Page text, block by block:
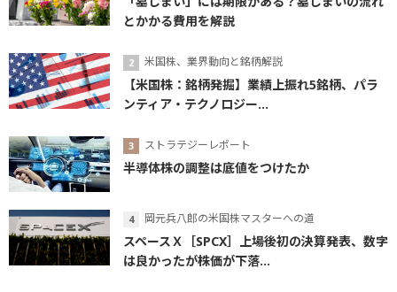
とかかる費用を解説
米国株、業界動向と銘柄解説
【米国株：銘柄発掘】業績上振れ5銘柄、パラ
ンティア・テクノロジー...
ストラテジーレポート
半導体株の調整は底値をつけたか
岡元兵八郎の米国株マスターへの道
スペースＸ［SPCX］上場後初の決算発表、数字
は良かったが株価が下落...